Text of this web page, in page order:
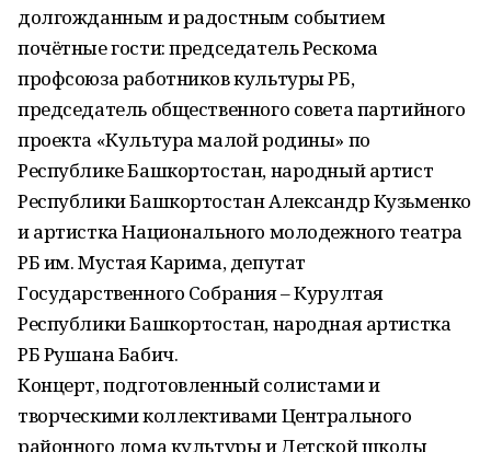
долгожданным и радостным событием
почётные гости: председатель Рескома
профсоюза работников культуры РБ,
председатель общественного совета партийного
проекта «Культура малой родины» по
Республике Башкортостан, народный артист
Республики Башкортостан Александр Кузьменко
и артистка Национального молодежного театра
РБ им. Мустая Карима, депутат
Государственного Собрания – Курултая
Республики Башкортостан, народная артистка
РБ Рушана Бабич.
Концерт, подготовленный солистами и
творческими коллективами Центрального
районного дома культуры и Детской школы